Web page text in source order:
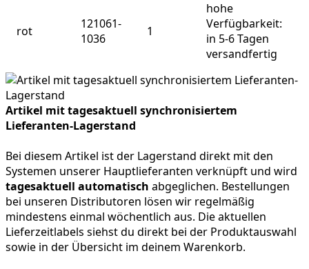
rot
121061-
1036
1
hohe
Verfügbarkeit:
in 5-6 Tagen
versandfertig
Artikel mit tagesaktuell synchronisiertem
Lieferanten-Lagerstand
Bei diesem Artikel ist der Lagerstand direkt mit den
Systemen unserer Hauptlieferanten verknüpft und wird
tagesaktuell automatisch abgeglichen. Bestellungen
bei unseren Distributoren lösen wir regelmäßig
mindestens einmal wöchentlich aus. Die aktuellen
Lieferzeitlabels siehst du direkt bei der Produktauswahl
sowie in der Übersicht im deinem Warenkorb.